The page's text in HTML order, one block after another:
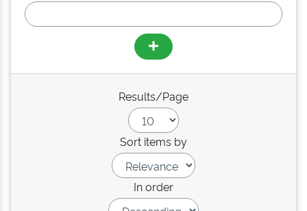
Results/Page
Sort items by
In order